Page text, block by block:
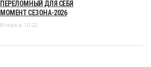
ПЕРЕЛОМНЫЙ ДЛЯ СЕБЯ
МОМЕНТ СЕЗОНА-2026
Вчера в 10:22